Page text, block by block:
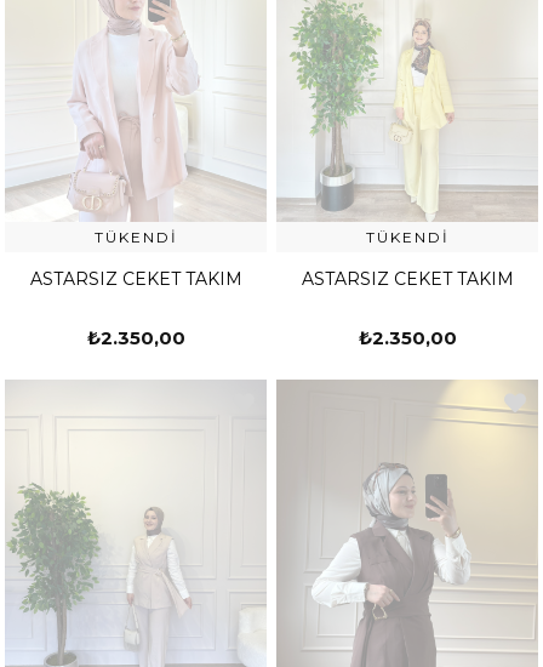
TÜKENDI
ASTARSIZ CEKET TAKIM
₺2.350,00
TÜKENDI
ASTARSIZ CEKET TAKIM
₺2.350,00